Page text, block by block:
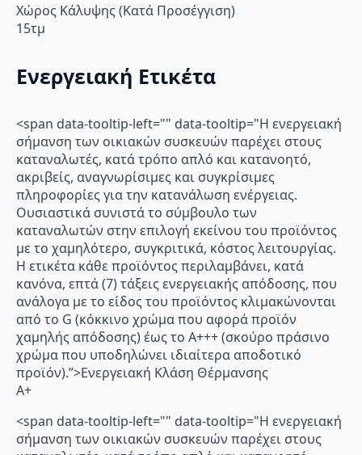
Χώρος Κάλυψης (Κατά Προσέγγιση)
15τμ
Ενεργειακή Ετικέτα
<span data-tooltip-left="" data-tooltip="Η ενεργειακή
σήμανση των οικιακών συσκευών παρέχει στους
καταναλωτές, κατά τρόπο απλό και κατανοητό,
ακριβείς, αναγνωρίσιμες και συγκρίσιμες
πληροφορίες για την κατανάλωση ενέργειας.
Ουσιαστικά συνιστά το σύμβουλο των
καταναλωτών στην επιλογή εκείνου του προϊόντος
με το χαμηλότερο, συγκριτικά, κόστος λειτουργίας.
Η ετικέτα κάθε προϊόντος περιλαμβάνει, κατά
κανόνα, επτά (7) τάξεις ενεργειακής απόδοσης, που
ανάλογα με το είδος του προϊόντος κλιμακώνονται
από το G (κόκκινο χρώμα που αφορά προϊόν
χαμηλής απόδοσης) έως το Α+++ (σκούρο πράσινο
χρώμα που υποδηλώνει ιδιαίτερα αποδοτικό
προϊόν).”>Ενεργειακή Κλάση Θέρμανσης
A+
<span data-tooltip-left="" data-tooltip="Η ενεργειακή
σήμανση των οικιακών συσκευών παρέχει στους